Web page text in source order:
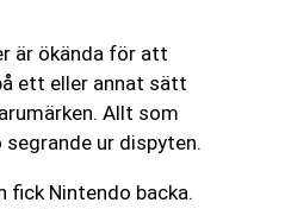
är ökända för att
ett eller annat sätt
Allt som
ur dispyten.
fick Nintendo backa.